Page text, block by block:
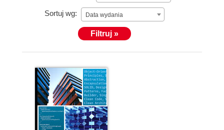
Sortuj wg: Data wydania
Filtruj »